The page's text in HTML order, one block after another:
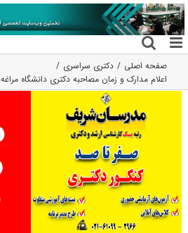
رفتن
به
محتوا
صفحه اصلی
دکتری سراسری
اعلام مدارک و زمان مصاحبه دکتری دانشگاه مراغه ۱۴۰۴